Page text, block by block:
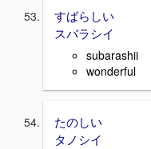
すばらしい
スバラシイ
subarashii
wonderful
たのしい
タノシイ